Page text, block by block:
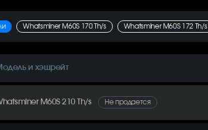
Whatsminer M60S 170 Th/s Whatsminer M60S 172 Th/s
и хэшрейт
M60S 210 Th/s Не продается